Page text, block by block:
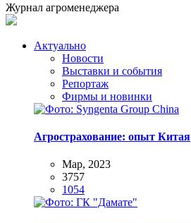
Журнал агроменеджера
Актуально
Новости
Выставки и события
Репортаж
Фирмы и новинки
Агрострахование: опыт Китая
Мар, 2023
3757
1054